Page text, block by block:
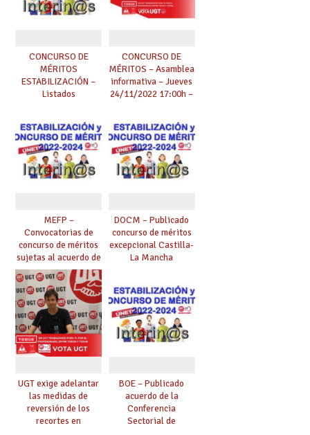
CONCURSO DE
MÉRITOS
ESTABILIZACIÓN –
Listados
admitidos y
excluidos.
Reclamaciones hasta
el 07/02/2023.
CONCURSO DE
MÉRITOS – Asamblea
informativa – Jueves
24/11/2022 17:00h –
MEFP –
Convocatorias de
concurso de méritos
sujetas al acuerdo de
Conferencia
Sectorial. Listado
general de plazas
convocadas.
DOCM – Publicado
concurso de méritos
excepcional Castilla-
La Mancha
UGT exige adelantar
las medidas de
reversión de los
recortes en
BOE – Publicado
acuerdo de la
Conferencia
Sectorial de